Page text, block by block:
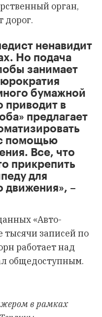
орган,
дорог.
ненавидит
Но подача
занимает
бумажной
приводит в
предлагает
помощью
Все, что
прикрепить
для
движения», –
«Авто-
записей по
работает над
общедоступным.
в рамках